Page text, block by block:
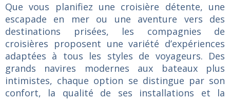
Que vous planifiez une croisière détente, une
escapade en mer ou une aventure vers des
destinations prisées, les compagnies de
croisières proposent une variété d’expériences
adaptées à tous les styles de voyageurs. Des
grands navires modernes aux bateaux plus
intimistes, chaque option se distingue par son
confort, la qualité de ses installations et la